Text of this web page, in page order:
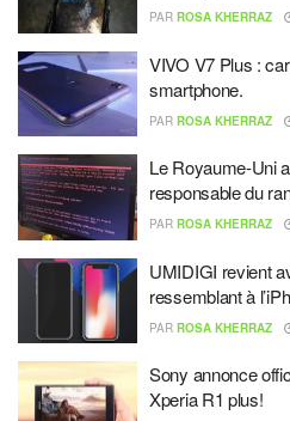
PAR ROSA KHERRAZ
VIVO V7 Plus :
smartphone.
PAR ROSA KHERRAZ
Le Royaume-Uni
responsable du
PAR ROSA KHERRAZ
UMIDIGI revient
ressemblant à
PAR ROSA KHERRAZ
Sony annonce
Xperia R1 plus!